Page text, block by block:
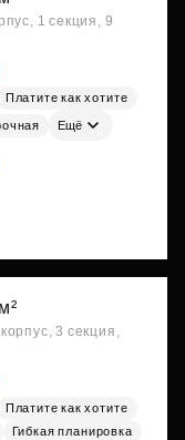
1 секция, 9
Платите как хотите
Ещё
3 секция,
Платите как хотите
Гибкая планировка